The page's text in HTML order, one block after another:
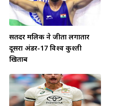
सतिंदर मलिक ने जीता लगातार
दूसरा अंडर-17 विश्व कुश्ती
खिताब